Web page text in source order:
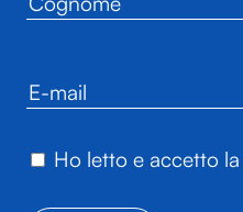
Ho letto e accetto la